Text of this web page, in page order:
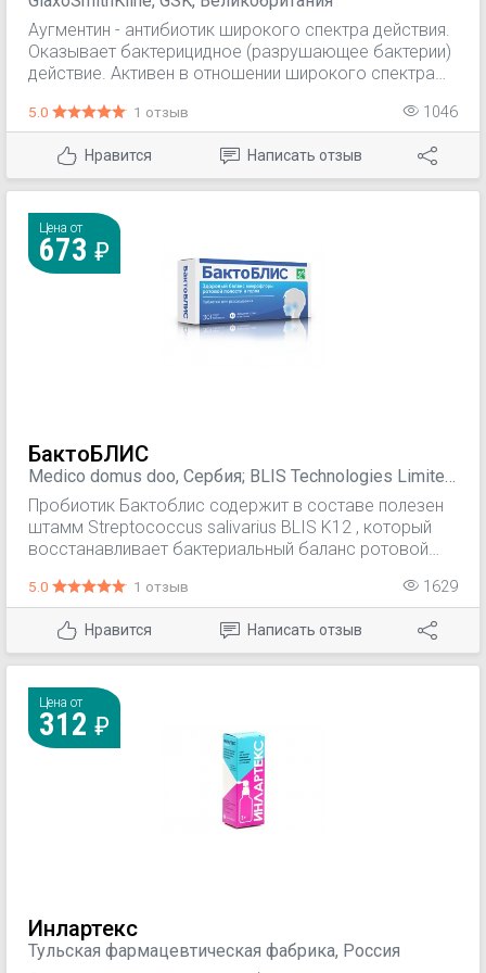
Аугментин - антибиотик широкого спектра действия.
Оказывает бактерицидное (разрушающее бактерии)
действие. Активен в отношении широкого спектра
кислорода) и анаэробных (способных существовать
в отсутствии кислорода) грамположительных и
аэробных грамотрииательных микроорганизмов,
включая штаммы, продуцирующие бета-лактамазу
состав препарата клавулановая кислота
обеспечивает устойчивость амоксициллина к
воздействию бета-лактамаз, расширяя спектр его
5.0 1 отзыв 1046
Нравится Написать отзыв
Цена от
673
БактоБЛИС
Medico domus doo, Сербия; BLIS Technologies Limited,
Новая Зеландия; Omeopiacenza Srl, Италия
Пробиотик Бактоблис содержит в составе полезен
штамм Streptococcus salivarius BLIS K12 , который
восстанавливает бактериальный баланс ротовой
быстрой колонизации, на третий день.
5.0 1 отзыв 1629
Нравится Написать отзыв
Цена от
312
Инлартекс
Тульская фармацевтическая фабрика, Россия